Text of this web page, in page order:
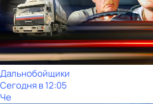
Дальнобойщики
Сегодня в 12:05
Че